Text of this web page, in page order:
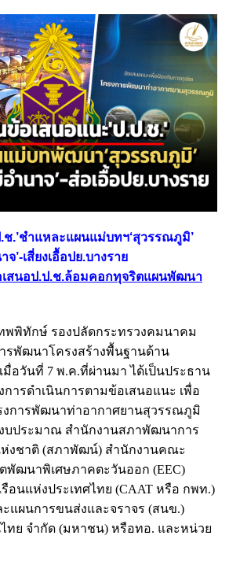
.ช.’ชำแหละแผนแม่บทฯ‘สุวรรณภูมิ’
’-เสี่ยงเอื้อปย.บางราย
สนอป.ป.ช.ล้อมคอกทุจริตแผนพัฒนา
พพิทักษ์ รองปลัดกระทรวงคมนาคม
รพัฒนาโครงสร้างพื้นฐานด้าน
มื่อวันที่ 7 พ.ค.ที่ผ่านมา ได้เป็นประธาน
ารดำเนินการตามข้อเสนอแนะ เพื่อ
งการพัฒนาท่าอากาศยานสุวรรณภูมิ
บประมาณ สำนักงานสภาพัฒนาการ
ห่งชาติ (สภาพัฒน์) สำนักงานคณะ
พัฒนาพิเศษภาคตะวันออก (EEC)
อนแห่งประเทศไทย (CAAT หรือ กพท.)
แผนการขนส่งและจราจร (สนข.)
ทย จำกัด (มหาชน) หรือทอ. และหน่วย